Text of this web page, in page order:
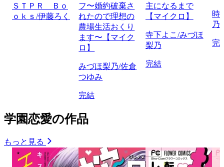
ＳＴＰＲ Ｂｏ
ｏｋｓ/伊藤ろく
フ〜婚約破棄さ
れたので理想の
農場生活おくり
ます〜【マイク
ロ】
みづほ梨乃/佐倉
つゆみ
完結
主になるまで
【マイクロ】
寺下よこ/みづほ
梨乃
完結
時
乃
完
学園恋愛の作品
もっと見る